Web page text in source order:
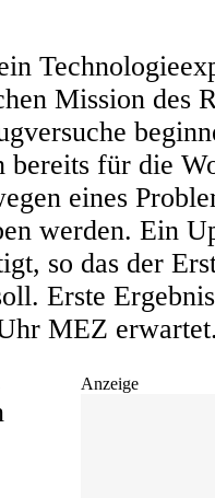
Mission des
für die
eines
werden. Ein
so das der
Erste
MEZ
Anzeige